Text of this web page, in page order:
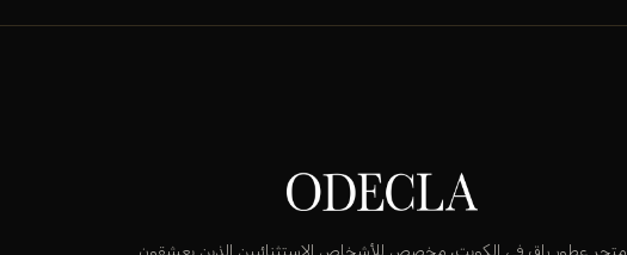
متجر عطور راقٍ في الكويت، مخصص للأشخاص الاستثنائيين الذين يعشقون